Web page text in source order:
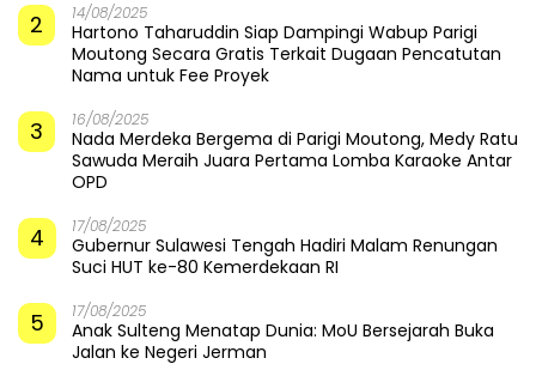
2 14/08/2025
Hartono Taharuddin Siap Dampingi Wabup Parigi
Moutong Secara Gratis Terkait Dugaan Pencatutan
Nama untuk Fee Proyek
3 16/08/2025
Nada Merdeka Bergema di Parigi Moutong, Medy Ratu
Sawuda Meraih Juara Pertama Lomba Karaoke Antar
OPD
4 17/08/2025
Gubernur Sulawesi Tengah Hadiri Malam Renungan
Suci HUT ke-80 Kemerdekaan RI
5 17/08/2025
Anak Sulteng Menatap Dunia: MoU Bersejarah Buka
Jalan ke Negeri Jerman